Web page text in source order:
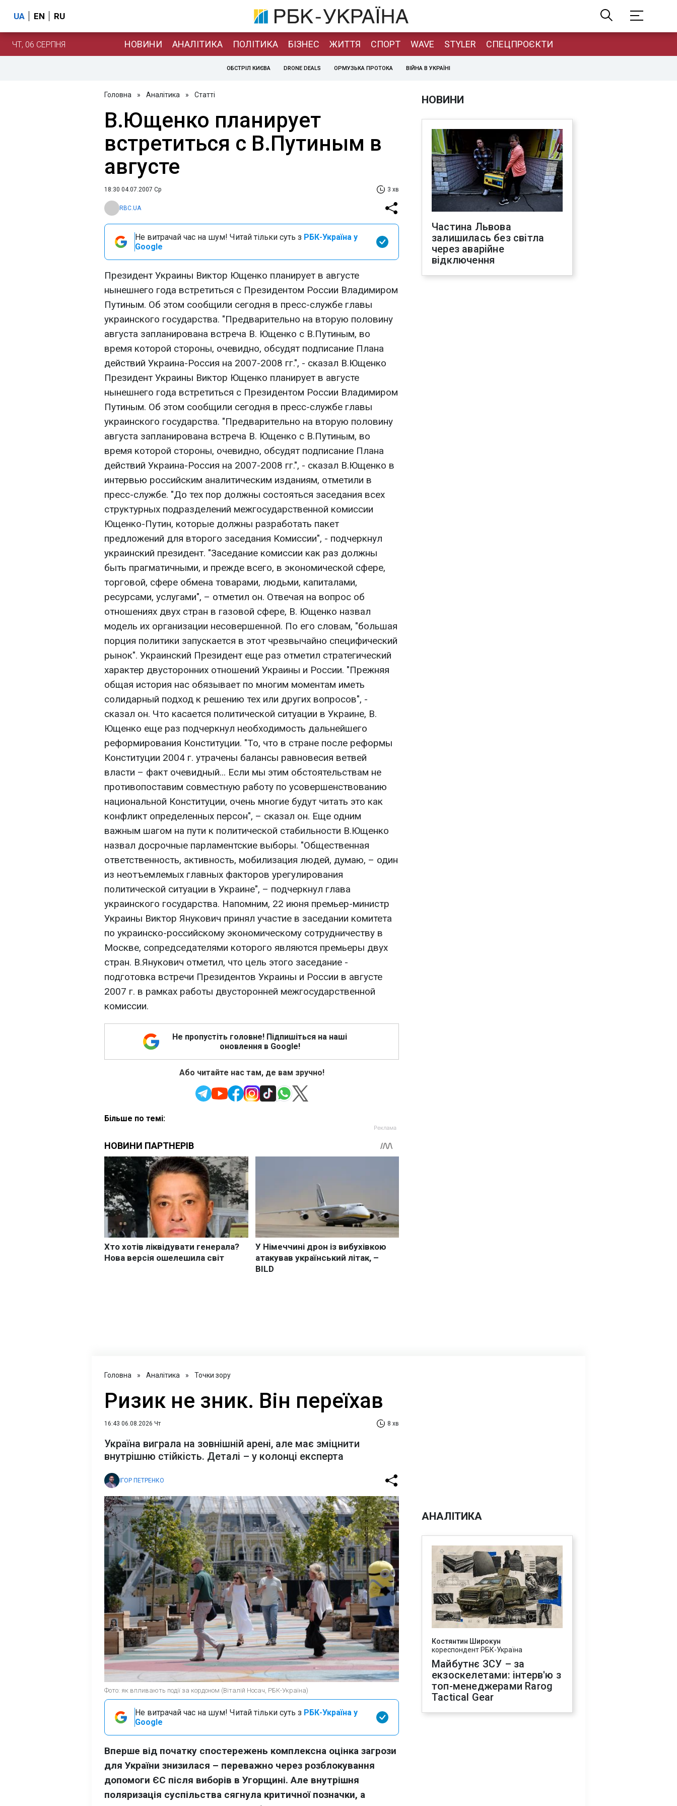
UA EN RU
ЧТ, 06 СЕРПНЯ НОВИНИ АНАЛІТИКА ПОЛІТИКА БІЗНЕС ЖИТТЯ СПОРТ WAVE STYLER СПЕЦПРОЄКТИ
ОБСТРІЛ КИЄВА DRONE DEALS ОРМУЗЬКА ПРОТОКА ВІЙНА В УКРАЇНІ
Головна » Аналітика » Статті
В.Ющенко планирует
встретиться с В.Путиным в
августе
18:30 04.07.2007 Ср 3 хв
RBC.UA
Не витрачай час на шум! Читай тільки суть з РБК-Україна у
Google
Президент Украины Виктор Ющенко планирует в августе
нынешнего года встретиться с Президентом России Владимиром
Путиным. Об этом сообщили сегодня в пресс-службе главы
украинского государства. "Предварительно на вторую половину
августа запланирована встреча В. Ющенко с В.Путиным, во
время которой стороны, очевидно, обсудят подписание Плана
действий Украина-Россия на 2007-2008 гг.", - сказал В.Ющенко
Президент Украины Виктор Ющенко планирует в августе
нынешнего года встретиться с Президентом России Владимиром
Путиным. Об этом сообщили сегодня в пресс-службе главы
украинского государства. "Предварительно на вторую половину
августа запланирована встреча В. Ющенко с В.Путиным, во
время которой стороны, очевидно, обсудят подписание Плана
действий Украина-Россия на 2007-2008 гг.", - сказал В.Ющенко в
интервью российским аналитическим изданиям, отметили в
пресс-службе. "До тех пор должны состояться заседания всех
структурных подразделений межгосударственной комиссии
Ющенко-Путин, которые должны разработать пакет
предложений для второго заседания Комиссии", - подчеркнул
украинский президент. "Заседание комиссии как раз должны
быть прагматичными, и прежде всего, в экономической сфере,
торговой, сфере обмена товарами, людьми, капиталами,
ресурсами, услугами", – отметил он. Отвечая на вопрос об
отношениях двух стран в газовой сфере, В. Ющенко назвал
модель их организации несовершенной. По его словам, "большая
порция политики запускается в этот чрезвычайно специфический
рынок". Украинский Президент еще раз отметил стратегический
характер двусторонних отношений Украины и России. "Прежняя
общая история нас обязывает по многим моментам иметь
солидарный подход к решению тех или других вопросов", -
сказал он. Что касается политической ситуации в Украине, В.
Ющенко еще раз подчеркнул необходимость дальнейшего
реформирования Конституции. "То, что в стране после реформы
Конституции 2004 г. утрачены балансы равновесия ветвей
власти – факт очевидный... Если мы этим обстоятельствам не
противопоставим совместную работу по усовершенствованию
национальной Конституции, очень многие будут читать это как
конфликт определенных персон", – сказал он. Еще одним
важным шагом на пути к политической стабильности В.Ющенко
назвал досрочные парламентские выборы. "Общественная
ответственность, активность, мобилизация людей, думаю, – один
из неотъемлемых главных факторов урегулирования
политической ситуации в Украине", – подчеркнул глава
украинского государства. Напомним, 22 июня премьер-министр
Украины Виктор Янукович принял участие в заседании комитета
по украинско-российскому экономическому сотрудничеству в
Москве, сопредседателями которого являются премьеры двух
стран. В.Янукович отметил, что цель этого заседание -
подготовка встречи Президентов Украины и России в августе
2007 г. в рамках работы двусторонней межгосударственной
комиссии.
Не пропустіть головне! Підпишіться на наші
оновлення в Google!
Або читайте нас там, де вам зручно!
Більше по темі:
НОВИНИ
Частина Львова
залишилась без світла
через аварійне
відключення
Головна » Аналітика » Точки зору
Ризик не зник. Він переїхав
16:43 06.08.2026 Чт 8 хв
Україна виграла на зовнішній арені, але має зміцнити
внутрішню стійкість. Деталі – у колонці експерта
ІГОР ПЕТРЕНКО
Фото: як впливають події за кордоном (Віталій Носач, РБК-Україна)
Не витрачай час на шум! Читай тільки суть з РБК-Україна у
Google
Вперше від початку спостережень комплексна оцінка загрози
для України знизилася – переважно через розблокування
допомоги ЄС після виборів в Угорщині. Але внутрішня
поляризація суспільства сягнула критичної позначки, а
АНАЛІТИКА
Костянтин Широкун
кореспондент РБК-Україна
Майбутнє ЗСУ – за
екзоскелетами: інтерв'ю з
топ-менеджерами Rarog
Tactical Gear